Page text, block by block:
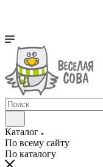
Каталог
По всему сайту
По каталогу